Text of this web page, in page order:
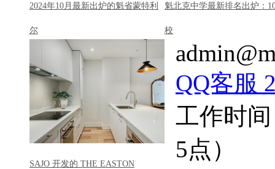
2024年10月最新出炉的魁省蒙特利
尔
魁北克中学最新排名出炉：
校
SAJO 开发的 THE EASTON
QQ客服
工作时
5点）